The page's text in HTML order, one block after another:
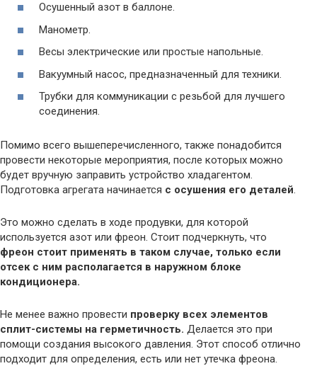
Осушенный азот в баллоне.
Манометр.
Весы электрические или простые напольные.
Вакуумный насос, предназначенный для техники.
Трубки для коммуникации с резьбой для лучшего
соединения.
Помимо всего вышеперечисленного, также понадобится
провести некоторые мероприятия, после которых можно
будет вручную заправить устройство хладагентом.
Подготовка агрегата начинается с осушения его деталей.
Это можно сделать в ходе продувки, для которой
используется азот или фреон. Стоит подчеркнуть, что
фреон стоит применять в таком случае, только если
отсек с ним располагается в наружном блоке
кондиционера.
Не менее важно провести проверку всех элементов
сплит-системы на герметичность. Делается это при
помощи создания высокого давления. Этот способ отлично
подходит для определения, есть или нет утечка фреона.